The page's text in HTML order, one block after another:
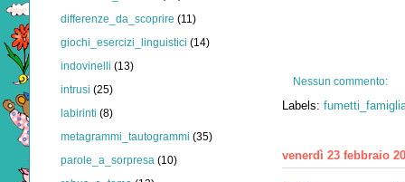
Nessun commento:
Labels:
venerdì 23 febbraio
differenze_da_scoprire (11)
giochi_esercizi_linguistici (14)
indovinelli (13)
intrusi (25)
labirinti (8)
metagrammi_tautogrammi (35)
parole_a_sorpresa (10)